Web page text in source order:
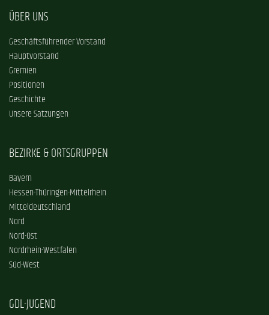
ÜBER UNS
Geschäftsführender Vorstand
Hauptvorstand
Gremien
Positionen
Geschichte
Unsere Satzungen
BEZIRKE & ORTSGRUPPEN
Bayern
Hessen-Thüringen-Mittelrhein
Mitteldeutschland
Nord
Nord-Ost
Nordrhein-Westfalen
Süd-West
GDL-JUGEND